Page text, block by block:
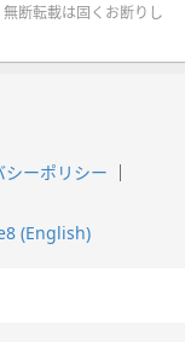
断転載は固くお断りし
シーポリシー
(English)